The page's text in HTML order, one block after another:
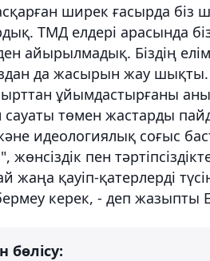
ширек ғасырда
ТМД елдері арасында
айырылмадық. Біздің
да жасырын жау шықты.
ұйымдастырғаны
сауаты төмен жастарды
идеологиялық соғыс
пен
жаңа қауіп-қатерлерді
керек, - деп жазыпты
бөлісу: